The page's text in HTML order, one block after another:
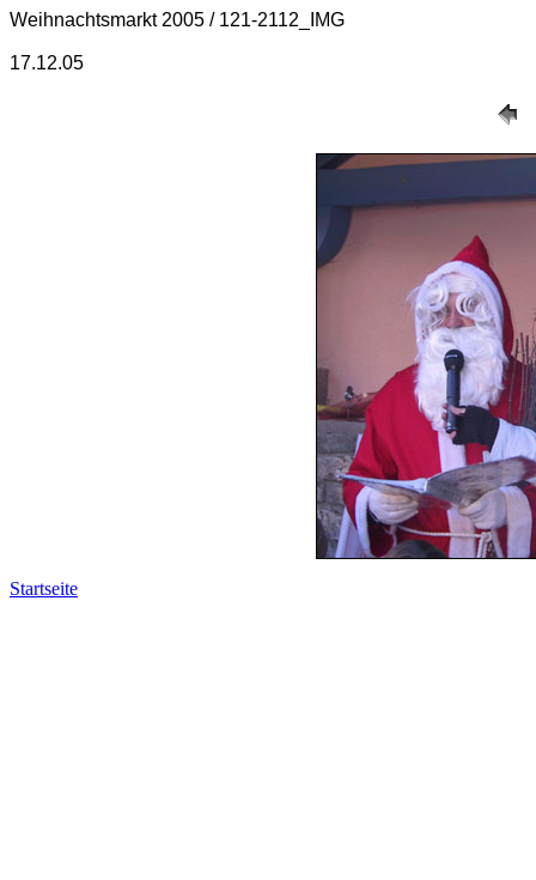
Weihnachtsmarkt 2005 / 121-2112_IMG
17.12.05
Startseite